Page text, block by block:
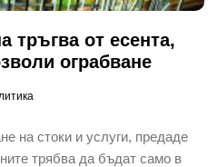
тръгва от есента,
ограбване
на стоки и услуги, предаде
трябва да бъдат само в